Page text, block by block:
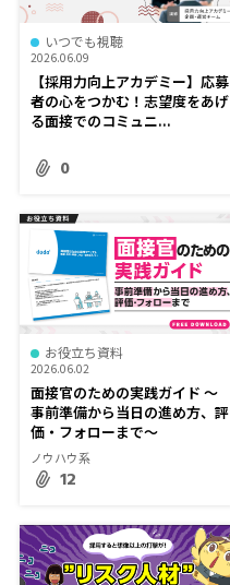
いつでも視聴
2026.06.09
【採用力向上アカデミー】応募
者の心をつかむ！志望度をあげ
る面接でのコミュニ...
0
お役立ち資料
2026.06.02
面接官のための実践ガイド ～
事前準備から当日の進め方、評
価・フォローまで～
ノウハウ系
12